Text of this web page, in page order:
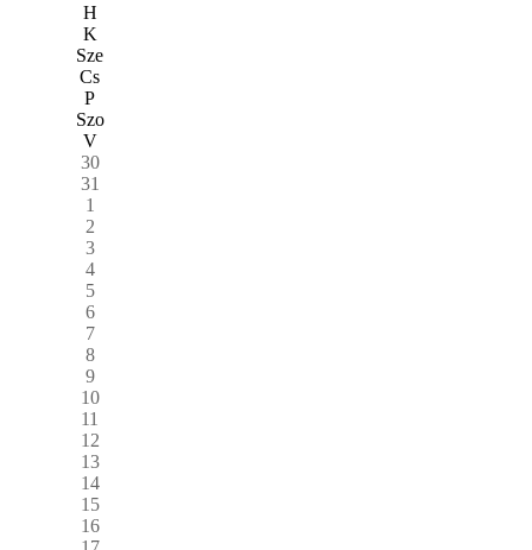
H
K
Sze
Cs
P
Szo
V
30
31
1
2
3
4
5
6
7
8
9
10
11
12
13
14
15
16